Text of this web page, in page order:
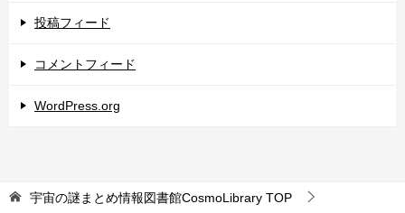
投稿フィード
コメントフィード
WordPress.org
宇宙の謎まとめ情報図書館CosmoLibrary TOP